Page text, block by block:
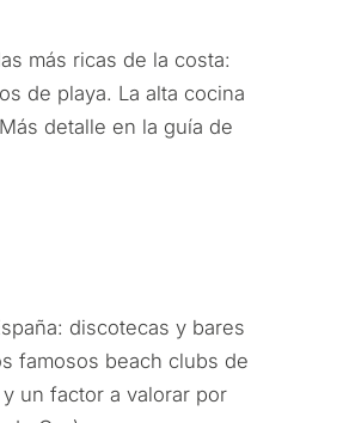
más ricas de la costa:
de playa. La alta cocina
detalle en la guía de
discotecas y bares
famosos beach clubs de
un factor a valorar por